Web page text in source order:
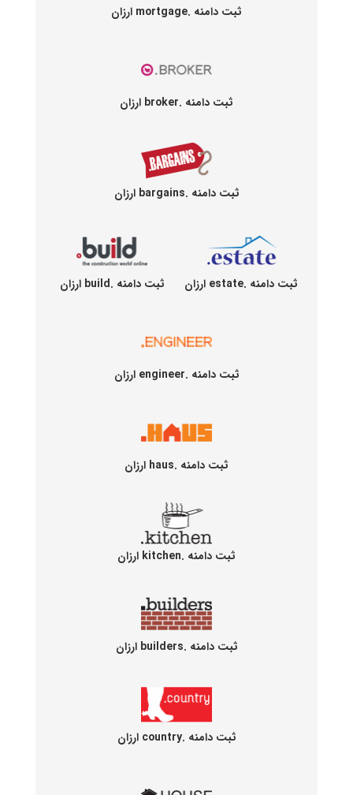
ثبت دامنه .mortgage ارزان
ثبت دامنه .broker ارزان
ثبت دامنه .bargains ارزان
ثبت دامنه .estate ارزان ثبت دامنه .build ارزان
ثبت دامنه .engineer ارزان
ثبت دامنه .haus ارزان
ثبت دامنه .kitchen ارزان
ثبت دامنه .builders ارزان
ثبت دامنه .country ارزان